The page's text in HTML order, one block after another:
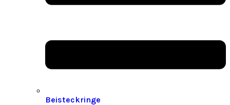
Beisteckringe